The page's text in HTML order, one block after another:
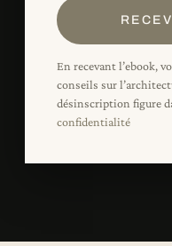
En recevant l’ebook,
conseils sur
désinscription figure
confidentialité